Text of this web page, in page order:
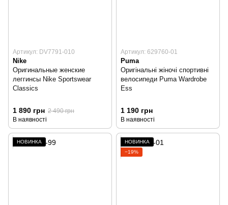
Артикул: DV7791-010
Nike
Оригинальные женские
леггинсы Nike Sportswear
Classics
1 890 грн 2 490 грн
В наявності
Артикул: 629760-01
Puma
Оригінальні жіночі спортивні
велосипеди Puma Wardrobe
Ess
1 190 грн
В наявності
НОВИНКА
НОВИНКА
−19%